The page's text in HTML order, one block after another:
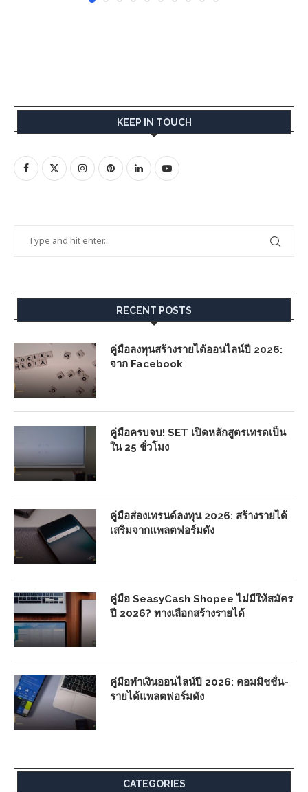
KEEP IN TOUCH
RECENT POSTS
คู่มือลงทุนสร้างรายได้ออนไลน์ปี 2026:
จาก Facebook
คู่มือครบจบ! SET เปิดหลักสูตรเทรดเป็น
ใน 25 ชั่วโมง
คู่มือส่องเทรนด์ลงทุน 2026: สร้างรายได้
เสริมจากแพลตฟอร์มดัง
คู่มือ SeasyCash Shopee ไม่มีให้สมัคร
ปี 2026? ทางเลือกสร้างรายได้
คู่มือทำเงินออนไลน์ปี 2026: คอมมิชชั่น-
รายได้แพลตฟอร์มดัง
CATEGORIES